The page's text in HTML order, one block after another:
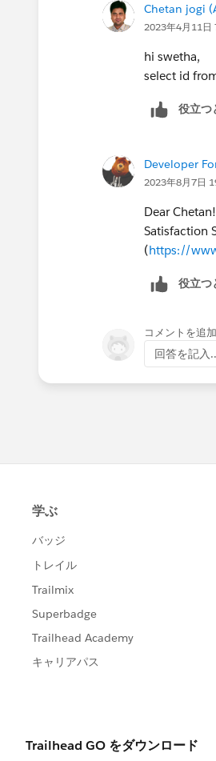
Chetan jogi
2023年4月11日
hi swetha,
select id
役立つ
Developer
2023年8月7日
Dear
Satisfaction
(https://
役立つ
コメントを追加
回答を記入